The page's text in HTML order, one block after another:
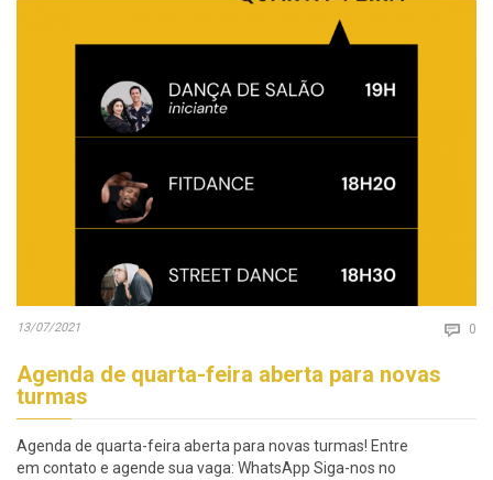
13/07/2021  0
Agenda de quarta-feira aberta para novas
turmas
Agenda de quarta-feira aberta para novas turmas! Entre
em contato e agende sua vaga: WhatsApp Siga-nos no